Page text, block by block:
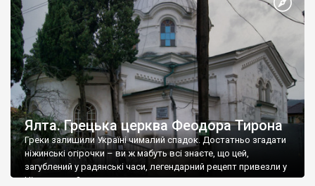
Ялта. Грецька церква Феодора Тирона
Греки залишили Україні чималий спадок. Достатньо згадати
ніжинські огірочки – ви ж мабуть всі знаєте, що цей,
загублений у радянські часи, легендарний рецепт привезли у
Ніжин греки?